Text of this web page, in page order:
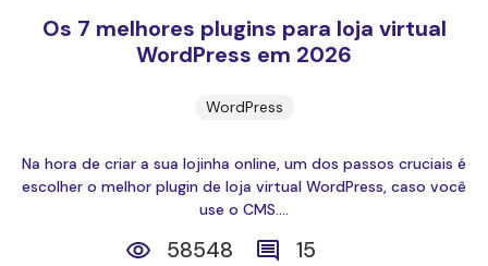
Os 7 melhores plugins para loja virtual
WordPress em 2026
WordPress
Na hora de criar a sua lojinha online, um dos passos cruciais é
escolher o melhor plugin de loja virtual WordPress, caso você
use o CMS....
58548 15